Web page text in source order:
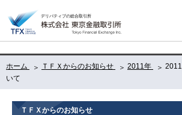
ホーム ＴＦＸからのお知らせ 2011年
いて
ＴＦＸからのお知らせ